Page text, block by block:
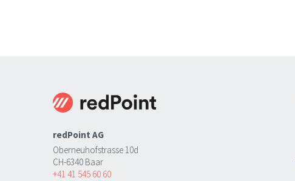
redPoint AG
Oberneuhofstrasse 10d
CH-6340 Baar
+41 41 545 60 60